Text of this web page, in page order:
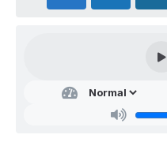
Galeria de Vídeos
Gabinetes e Secretarias